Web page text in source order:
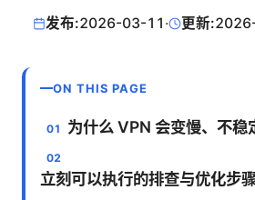
发布:2026-03-11 · 更新:
ON THIS PAGE
为什么 VPN 会变慢、不稳
立刻可以执行的排查与优化步